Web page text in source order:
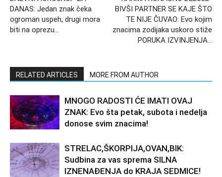
DANAS: Jedan znak čeka
ogroman uspeh, drugi mora
biti na oprezu…
BIVŠI PARTNER SE KAJE ŠTO
TE NIJE ČUVAO: Evo kojim
znacima zodijaka uskoro stiže
PORUKA IZVINJENJA…
RELATED ARTICLES MORE FROM AUTHOR
MNOGO RADOSTI ĆE IMATI OVAJ
ZNAK: Evo šta petak, subota i nedelja
donose svim znacima!
STRELAC,ŠKORPIJA,OVAN,BIK:
Sudbina za vas sprema SILNA
IZNENAĐENJA do KRAJA SEDMICE!